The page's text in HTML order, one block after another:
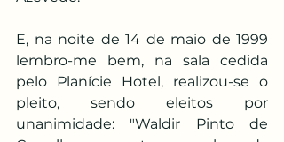
E, na noite de 14 de maio de 1999
lembro-me bem, na sala cedida
pelo Planície Hotel, realizou-se o
pleito, sendo eleitos por
unanimidade: "Waldir Pinto de